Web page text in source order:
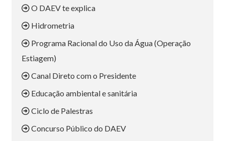
O DAEV te explica
Hidrometria
Programa Racional do Uso da Água (Operação
Estiagem)
Canal Direto com o Presidente
Educação ambiental e sanitária
Ciclo de Palestras
Concurso Público do DAEV